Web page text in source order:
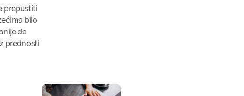
prepustiti
bilo
da
prednosti